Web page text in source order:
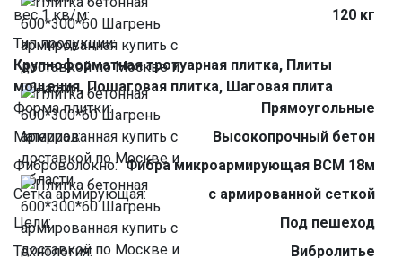
вес 1 кв/м:
120 кг
Тип продукции:
Крупноформатная тротуарная плитка, Плиты
мощения, Пошаговая плитка, Шаговая плита
Форма плитки:
Прямоугольные
Материал:
Высокопрочный бетон
Фиброволокно: Фибра микроармирующая ВСМ 18м
Сетка армирующая:
с армированной сеткой
Цели:
Под пешеход
Технология:
Вибролитье